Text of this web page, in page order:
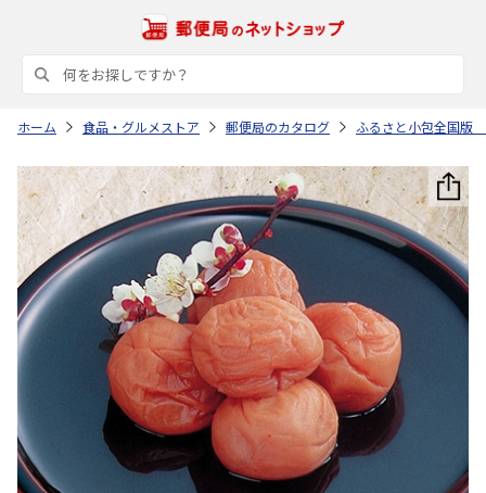
ホーム 食品・グルメストア 郵便局のカタログ ふるさと小包全国版